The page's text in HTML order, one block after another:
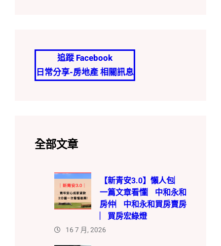
追蹤 Facebook
日常分享-房地產 相關訊息
全部文章
【新青安3.0】懶人包︳
一篇文章看懂︳中和永和
房仲︳中和永和買房賣房
︳買房宏綠燈
16 7 月, 2026